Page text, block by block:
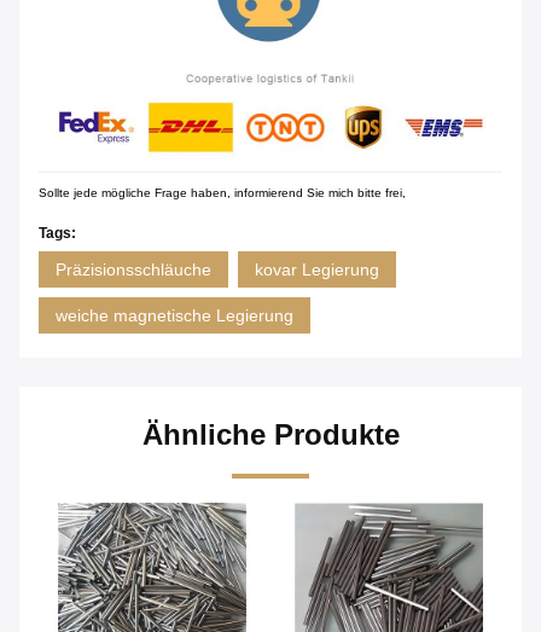
Sollte jede mögliche Frage haben, informierend Sie mich bitte frei,
Tags:
Präzisionsschläuche kovar Legierung
weiche magnetische Legierung
Ähnliche Produkte